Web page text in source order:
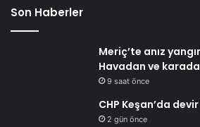
Son Haberler
Meriç’te anız
Havadan ve
9 saat önce
CHP Keşan’da
2 gün önce